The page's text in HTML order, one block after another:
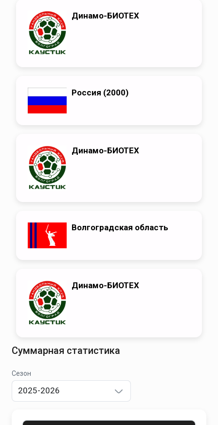
Динамо-БИОТЕХ
Россия (2000)
Динамо-БИОТЕХ
Волгоградская область
Динамо-БИОТЕХ
Суммарная статистика
Сезон
2025-2026